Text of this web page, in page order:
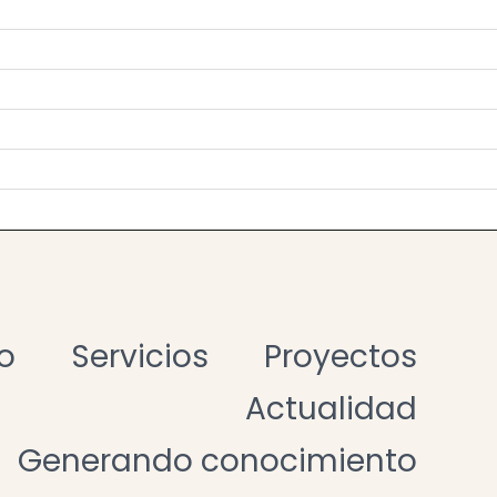
Servicios
Proyectos
Actualidad
Generando conocimiento